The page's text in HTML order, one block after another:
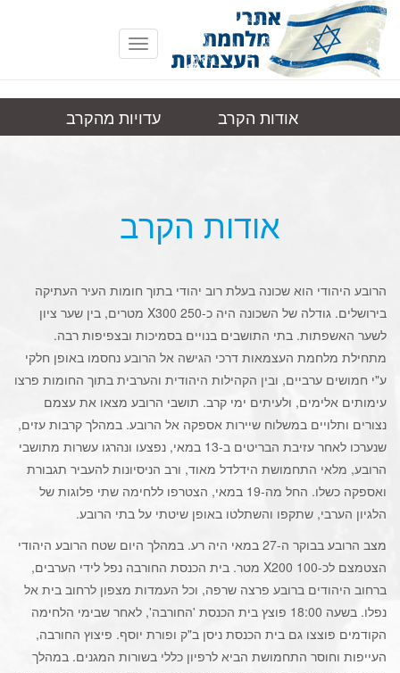
Toggle
navigation
ירושלים, הרובע
אודות הקרב
עדויות מהקרב
אודות הקרב
הרובע היהודי הוא שכונה בעלת רוב יהודי בתוך חומות העיר העתיקה
בירושלים. גודלה של השכונה היה כ-250 X300 מטרים, בין שער ציון
לשער האשפתות. בתי התושבים בנויים בסמיכות ובצפיפות רבה.
מתחילת מלחמת העצמאות דרכי הגישה אל הרובע נחסמו באופן חלקי
ע"י חמושים ערביים, ובין הקהילות היהודית והערבית בתוך החומות פרצו
עימותים אלימים, ולעיתים ימי קרב. תושבי הרובע מצאו את עצמם
נצורים ותלויים במשלוח שיירות אספקה אל הרובע. במהלך קרבות עזים,
שנערכו לאחר עזיבת הבריטים ב-13 במאי, נפצעו ונהרגו עשרות מתושבי
הרובע, מלאי התחמושת הידלדל מאוד, ורב הניסיונות להעביר תגבורת
ואספקה כשלו. החל מה-19 במאי, הצטרפו ללחימה שתי פלוגות של
הלגיון הערבי, שתקפו והשתלטו באופן שיטתי על בתי הרובע.
מצב הרובע בבוקר ה-27 במאי היה רע. במהלך היום שטח הרובע היהודי
הצטמצם לכ-100 X200 מטר. בית הכנסת החורבה נפל לידי הערבים,
ברחוב היהודים ברובע פרצה שרפה, וכל העמדות מצפון לרחוב בית אל
נפלו. בשעה 18:00 פוצץ בית הכנסת 'החורבה', לאחר שבימי הלחימה
הקודמים פוצצו גם בית הכנסת ניסן ב"ק ופורת יוסף. פיצוץ החורבה,
העייפות וחוסר התחמושת הביא לרפיון כללי בשורות המגנים. במהלך